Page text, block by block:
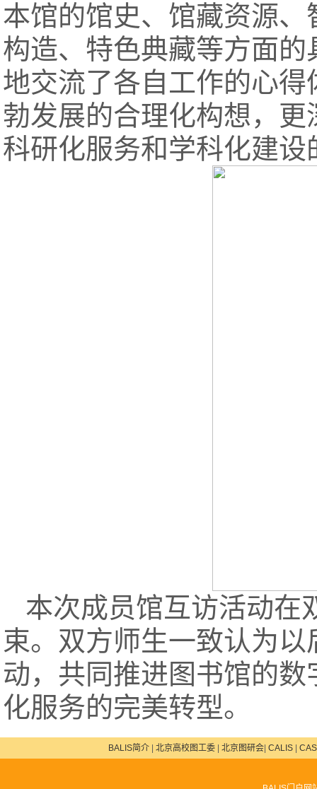
本馆的馆史、馆藏资源
构造、特色典藏等方面
地交流了各自工作的心
勃发展的合理化构想，
科研化服务和学科化建设
本次成员馆互访活动在
束。双方师生一致认为
动，共同推进图书馆的
化服务的完美转型。
BALIS简介 北京高校图工委 北京图研会 CALIS